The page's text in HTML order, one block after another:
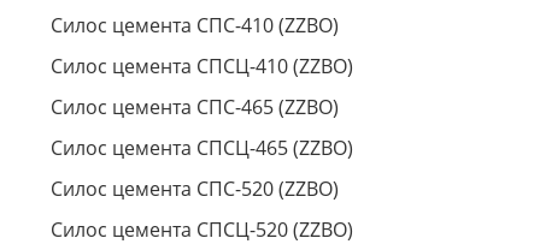
Силос цемента СПС-410 (ZZBO)
Силос цемента СПСЦ-410 (ZZBO)
Силос цемента СПС-465 (ZZBO)
Силос цемента СПСЦ-465 (ZZBO)
Силос цемента СПС-520 (ZZBO)
Силос цемента СПСЦ-520 (ZZBO)